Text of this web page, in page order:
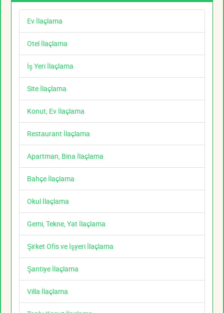
Ev İlaçlama
Otel İlaçlama
İş Yeri İlaçlama
Site İlaçlama
Konut, Ev İlaçlama
Restaurant İlaçlama
Apartman, Bina İlaçlama
Bahçe İlaçlama
Okul İlaçlama
Gemi, Tekne, Yat İlaçlama
Şirket Ofis ve İşyeri İlaçlama
Şantiye İlaçlama
Villa İlaçlama